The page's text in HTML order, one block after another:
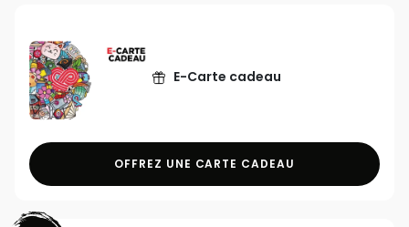
E-Carte cadeau
OFFREZ UNE CARTE CADEAU